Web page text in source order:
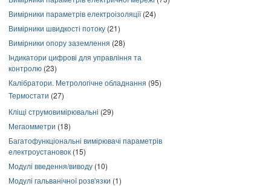
Вимірники параметрів електроізоляції(24)
Вимірники швидкості потоку (21)
Вимірники опору заземлення (28)
Індикатори цифрові для управління та
контролю (23)
Калібратори. Метрологічне обладнання (95)
Термостати (27)
Кліщі струмовимірювальні (29)
Мегаомметри (18)
Багатофункціональні вимірювачі параметрів
електроустановок (15)
Модулі введення/виводу (10)
Модулі гальванічної розв'язки (1)